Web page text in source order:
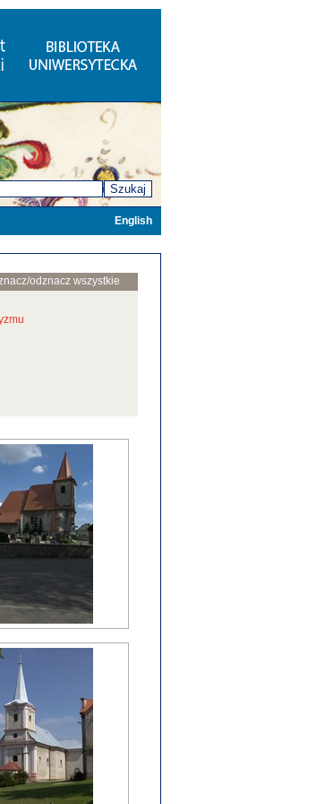
Szukaj
English
odznacz wszystkie